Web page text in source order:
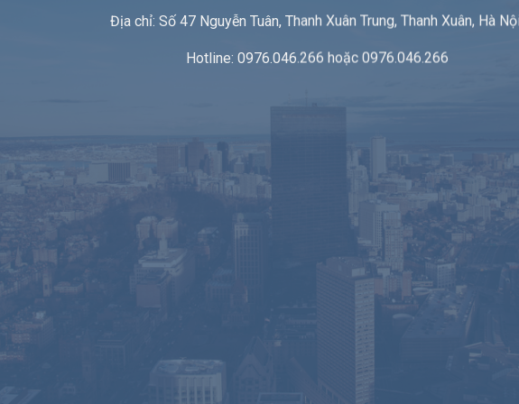
Địa chỉ: Số 47 Nguyễn Tuân, Thanh Xuân Trung, Thanh Xuân, Hà
Hotline: 0976.046.266 hoặc 0976.046.266